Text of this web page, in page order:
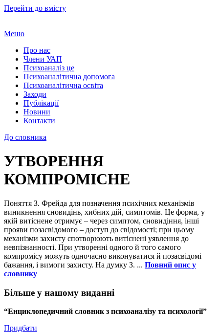
Перейти до вмісту
Меню
Про нас
Члени УАП
Психоаналіз це
Психоаналітична допомога
Психоаналітична освіта
Заходи
Публікації
Новини
Контакти
До словника
УТВОРЕННЯ
КОМПРОМІСНЕ
Поняття З. Фрейда для позначення психічних механізмів
виникнення сновидінь, хибних дій, симптомів. Це форма, у
якій витіснене отримує – через симптом, сновидіння, інші
прояви позасвідомого – доступ до свідомості; при цьому
механізми захисту спотворюють витіснені уявлення до
невпізнанності. При утворенні одного й того самого
компромісу можуть одночасно виконуватися й позасвідомі
бажання, і вимоги захисту. На думку З. ... Повний опис у
словнику
Більше у нашому виданні
“Енциклопедичний словник з психоаналізу та психології”
Придбати